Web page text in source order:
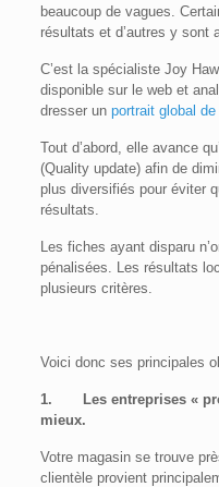
beaucoup de vagues.
résultats et d’autres y sont
C’est la spécialiste Joy
disponible sur le web et
dresser un portrait global
Tout d’abord, elle avance
(Quality update) afin de
plus diversifiés pour éviter
résultats.
Les fiches ayant disparu
pénalisées. Les résultats
plusieurs critères.
Voici donc ses principales
1. Les entreprises «
mieux.
Votre magasin se trouve
clientèle provient